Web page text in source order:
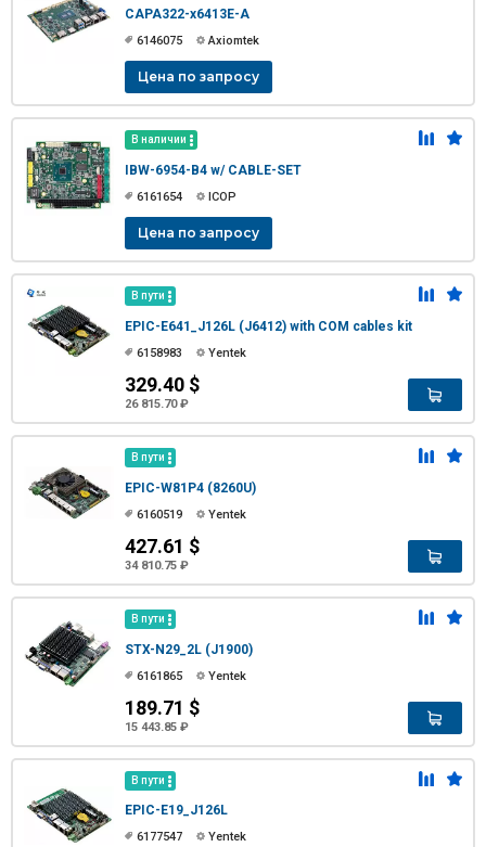
CAPA322-x6413E-A
6146075 Axiomtek
Цена по запросу
В наличии
IBW-6954-B4 w/ CABLE-SET
6161654 ICOP
Цена по запросу
В пути
EPIC-E641_J126L (J6412) with COM cables kit
6158983 Yentek
329.40 $
26 815.70 ₽
В пути
EPIC-W81P4 (8260U)
6160519 Yentek
427.61 $
34 810.75 ₽
В пути
STX-N29_2L (J1900)
6161865 Yentek
189.71 $
15 443.85 ₽
В пути
EPIC-E19_J126L
6177547 Yentek